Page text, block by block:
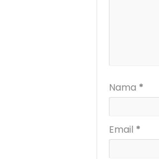
Nama *
Email *